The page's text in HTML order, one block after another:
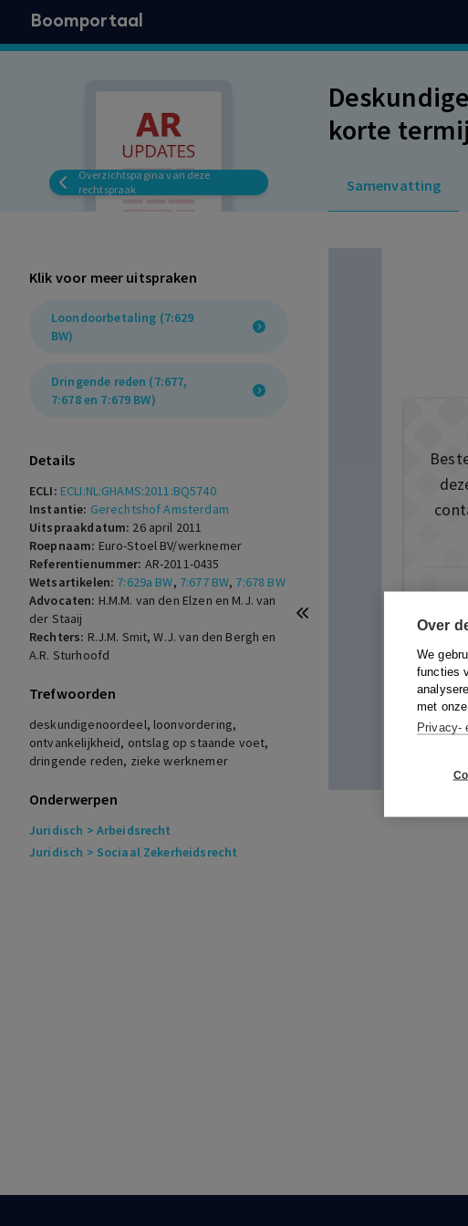
Over
We
functies
met
Privacy-
Boomportaal
Overzichtspagina van deze
rechtspraak
korte
Samenvatting
Klik voor meer uitspraken
Loondoorbetaling (7:629
BW)
Dringende reden (7:677,
7:678 en 7:679 BW)
Details
ECLI: ECLI:NL:GHAMS:2011:BQ5740
Instantie: Gerechtshof Amsterdam
Uitspraakdatum: 26 april 2011
Roepnaam: Euro-Stoel BV/werknemer
Referentienummer: AR-2011-0435
Wetsartikelen: 7:629a BW, 7:677 BW, 7:678 BW
Advocaten: H.M.M. van den Elzen en M.J. van
der Staaij
Rechters: R.J.M. Smit, W.J. van den Bergh en
A.R. Sturhoofd
Trefwoorden
deskundigenoordeel, loonvordering,
ontvankelijkheid, ontslag op staande voet,
dringende reden, zieke werknemer
Onderwerpen
Juridisch > Arbeidsrecht
Juridisch > Sociaal Zekerheidsrecht